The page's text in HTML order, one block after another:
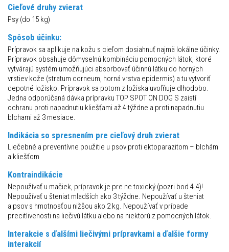
Cieľové druhy zvierat
Psy (do 15 kg)
Spôsob účinku:
Prípravok sa aplikuje na kožu s cieľom dosiahnuť najmä lokálne účinky.
Prípravok obsahuje dômyselnú kombináciu pomocných látok, ktoré
vytvárajú systém umožňujúci absorbovať účinnú látku do horných
vrstiev kože (stratum corneum, horná vrstva epidermis) a tu vytvoriť
depotné ložisko. Prípravok sa potom z ložiska uvoľňuje dlhodobo.
Jedna odporúčaná dávka prípravku TOP SPOT ON DOG S zaistí
ochranu proti napadnutiu kliešťami až 4 týždne a proti napadnutiu
blchami až 3 mesiace.
Indikácia so spresnením pre cieľový druh zvierat
Liečebné a preventívne použitie u psov proti ektoparazitom – blchám
a kliešťom
Kontraindikácie
Nepoužívať u mačiek, prípravok je pre ne toxický (pozri bod 4.4)!
Nepoužívať u šteniat mladších ako 3 týždne. Nepoužívať u šteniat
a psov s hmotnosťou nižšou ako 2 kg. Nepoužívať v prípade
precitlivenosti na liečivú látku alebo na niektorú z pomocných látok.
Interakcie s ďalšími liečivými prípravkami a ďalšie formy
interakcií